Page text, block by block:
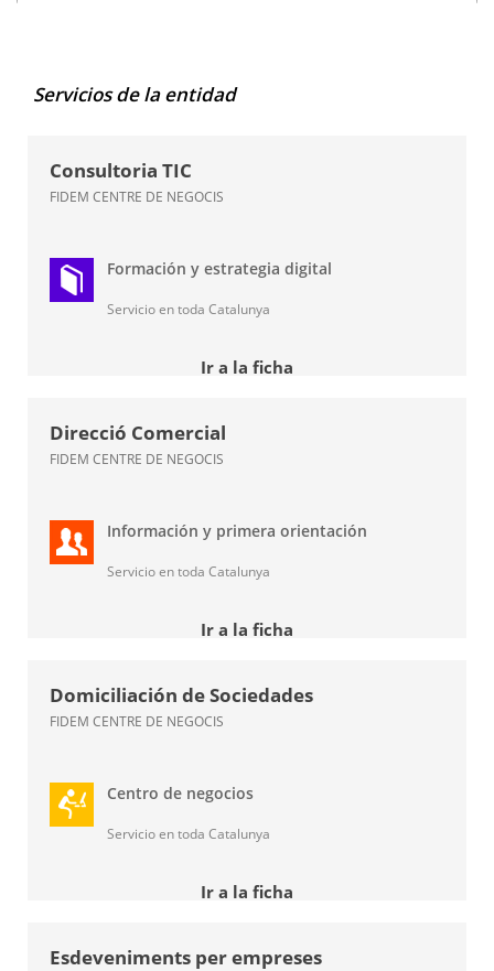
Servicios de la entidad
Consultoria TIC
FIDEM CENTRE DE NEGOCIS
Formación y estrategia digital
Servicio en toda Catalunya
Ir a la ficha
Direcció Comercial
FIDEM CENTRE DE NEGOCIS
Información y primera orientación
Servicio en toda Catalunya
Ir a la ficha
Domiciliación de Sociedades
FIDEM CENTRE DE NEGOCIS
Centro de negocios
Servicio en toda Catalunya
Ir a la ficha
Esdeveniments per empreses